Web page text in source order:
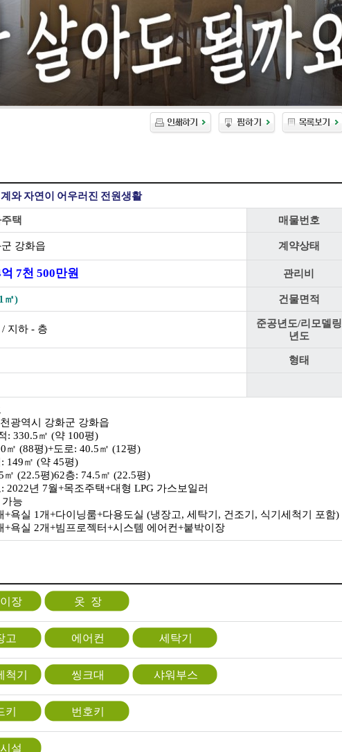
와 자연이 어우러진 전원생활
택 매물번호
강화읍 계약상태
억 7천 500만원 관리비
㎡) 건물면적
/ 지하 - 층
준공년도/리모델링
년도
형태
광역시 강화군 강화읍
: 330.5㎡ (약 100평)
㎡ (88평)+도로: 40.5㎡ (12평)
149㎡ (약 45평)
㎡ (22.5평)62층: 74.5㎡ (22.5평)
2022년 7월+목조주택+대형 LPG 가스보일러
능
+욕실 1개+다이닝룸+다용도실 (냉장고, 세탁기, 건조기, 식기세척기 포함)
+욕실 2개+빔프로젝터+시스템 에어컨+붙박이장
장 옷 장
고 에어컨 세탁기
척기 씽크대 샤워부스
키 번호키
설